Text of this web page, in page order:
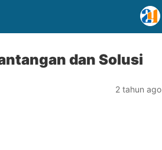
dan Solusi
2 tahun ago